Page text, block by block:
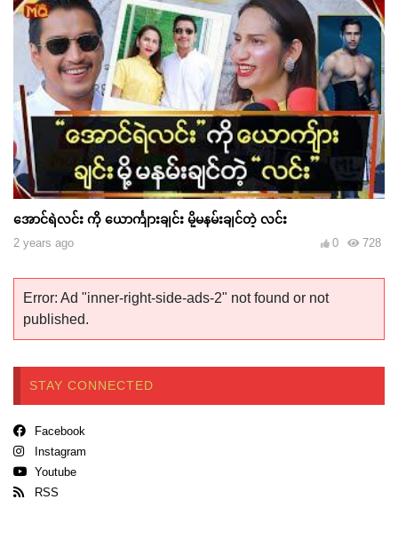
အောင်ရဲလင်း ကို ယောင်္ကျားချင်း မို့မနမ်းချင်တဲ့ လင်း
2 years ago 728
0
Error: Ad "inner-right-side-ads-2" not found or not
published.
STAY CONNECTED
Facebook
Instagram
Youtube
RSS